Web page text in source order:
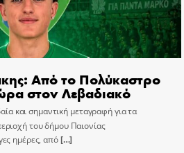
Από το Πολύκαστρο
στον Λεβαδιακό
και σημαντική μεταγραφή για τα
του δήμου Παιονίας
ημέρες, από[…]